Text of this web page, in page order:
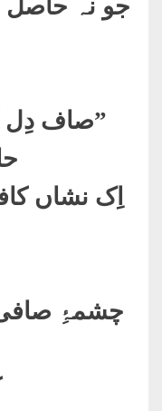
جو نہ
”صاف دِل
اِک نشاں
چشمۂِ